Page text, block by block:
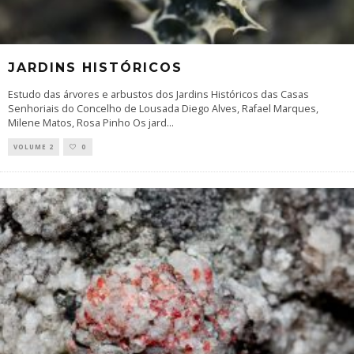
JARDINS HISTÓRICOS
Estudo das árvores e arbustos dos Jardins Históricos das Casas
Senhoriais do Concelho de Lousada Diego Alves, Rafael Marques,
Milene Matos, Rosa Pinho Os jard...
VOLUME 2 0